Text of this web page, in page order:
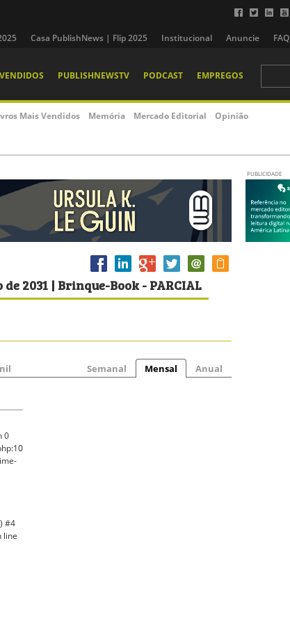
Casa PublishNews | Flip 2025 Institucional Anuncie FAQ
PUBLISHNEWSTV PODCAST EMPREGOS
Mais Vendidos Memória Mercado Editorial Opinião
PUBLICIDADE
2031 | Brinque-Book - PARCIAL
Semanal Mensal Anual
0
#4
line